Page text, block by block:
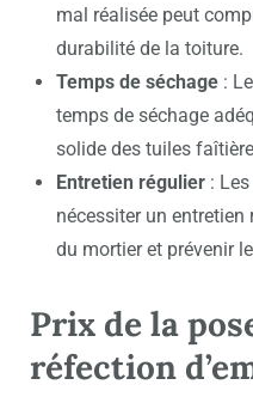
mal réalisée peut
durabilité de la toiture.
Temps de séchage :
temps de séchage
solide des tuiles
Entretien régulier :
nécessiter un entretien
du mortier et prévenir
Prix de la
réfection